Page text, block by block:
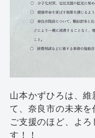
山本かずひろは、
て、奈良市の未来を
ご支援のほど、よろ
す！！